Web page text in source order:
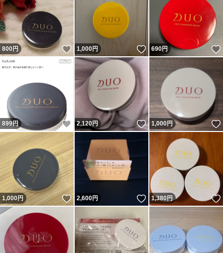
800円 いいね！
1,000円 いいね！
690円
899円 いいね！
2,120円 いいね！
1,000円
1,000円 いいね！
2,600円 いいね！
1,380円